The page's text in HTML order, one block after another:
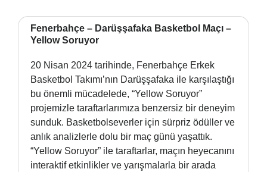
Fenerbahçe – Darüşşafaka Basketbol Maçı –
Yellow Soruyor
20 Nisan 2024 tarihinde, Fenerbahçe Erkek
Basketbol Takımı’nın Darüşşafaka ile karşılaştığı
bu önemli mücadelede, “Yellow Soruyor”
projemizle taraftarlarımıza benzersiz bir deneyim
sunduk. Basketbolseverler için sürpriz ödüller ve
anlık analizlerle dolu bir maç günü yaşattık.
“Yellow Soruyor” ile taraftarlar, maçın heyecanını
interaktif etkinlikler ve yarışmalarla bir arada